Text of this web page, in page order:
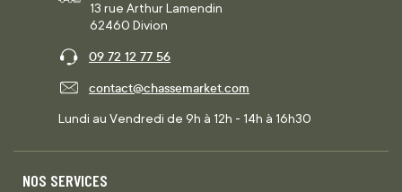
13 rue Arthur Lamendin
62460 Divion
09 72 12 77 56
contact@chassemarket.com
Lundi au Vendredi de 9h à 12h - 14h à 16h30
NOS SERVICES